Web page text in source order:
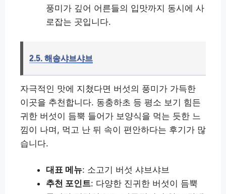
풍미가 깊어 어른들의 입맛까지 동시에 사
로잡는 곳입니다.
2.5. 해송샤브샤브
자극적인 맛에 지쳤다면 버섯의 풍미가 가득한
이곳을 추천합니다. 동충하초 등 평소 보기 힘든
귀한 버섯이 듬뿍 들어가 보양식을 먹는 듯한 느
낌이 나며, 먹고 난 뒤 속이 편안하다는 후기가 많
습니다.
대표 메뉴: 소고기 버섯 샤브샤브
추천 포인트: 다양한 진귀한 버섯이 듬뿍